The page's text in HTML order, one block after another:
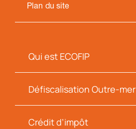
Plan du site
Qui est ECOFIP
Défiscalisation Outre-mer
Crédit d’impôt